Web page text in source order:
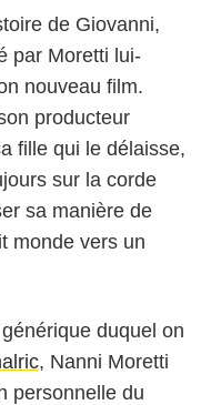
de Giovanni,
par Moretti lui-
nouveau film.
producteur
fille qui le délaisse,
sur la corde
sa manière de
monde vers un
duquel on
, Nanni Moretti
personnelle du